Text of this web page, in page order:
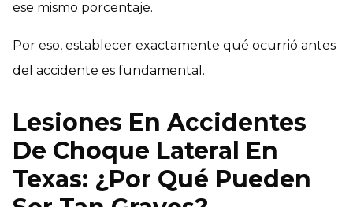
ese mismo porcentaje.
Por eso, establecer exactamente qué ocurrió antes
del accidente es fundamental.
Lesiones En Accidentes
De Choque Lateral En
Texas: ¿Por Qué Pueden